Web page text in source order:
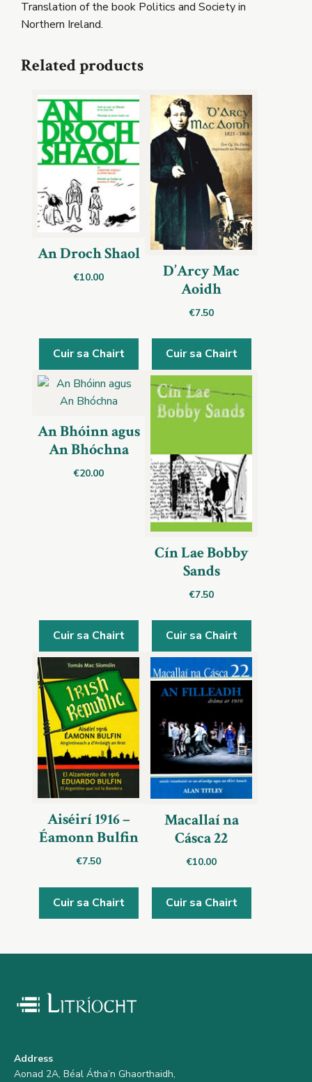
Translation of the book Politics and Society in
Northern Ireland.
Related products
An Droch Shaol
€10.00
Cuir sa Chairt
D’Arcy Mac
Aoidh
€7.50
Cuir sa Chairt
An Bhóinn agus
An Bhóchna
€20.00
Cuir sa Chairt
Cín Lae Bobby
Sands
€7.50
Cuir sa Chairt
Aiséirí 1916 –
Éamonn Bulfin
€7.50
Cuir sa Chairt
Macallaí na
Cásca 22
€10.00
Cuir sa Chairt
Address
Aonad 2A, Béal Átha’n Ghaorthaidh,